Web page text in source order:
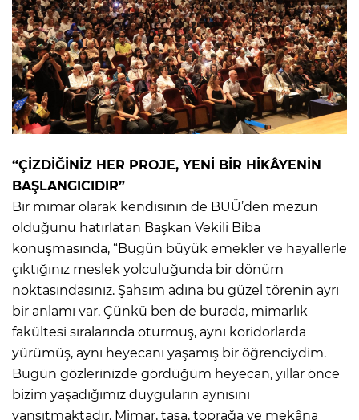
“ÇİZDİĞİNİZ HER PROJE, YENİ BİR HİKÂYENİN
BAŞLANGICIDIR”
Bir mimar olarak kendisinin de BUÜ’den mezun
olduğunu hatırlatan Başkan Vekili Biba
konuşmasında, “Bugün büyük emekler ve hayallerle
çıktığınız meslek yolculuğunda bir dönüm
noktasındasınız. Şahsım adına bu güzel törenin ayrı
bir anlamı var. Çünkü ben de burada, mimarlık
fakültesi sıralarında oturmuş, aynı koridorlarda
yürümüş, aynı heyecanı yaşamış bir öğrenciydim.
Bugün gözlerinizde gördüğüm heyecan, yıllar önce
bizim yaşadığımız duyguların aynısını
yansıtmaktadır. Mimar, taşa, toprağa ve mekâna